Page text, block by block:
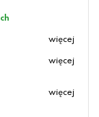
więcej
więcej
więcej